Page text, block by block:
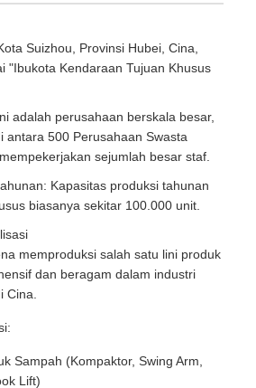
Suizhou, Provinsi Hubei, Cina,
"Ibukota Kendaraan Tujuan Khusus
adalah perusahaan berskala besar,
antara 500 Perusahaan Swasta
sejumlah besar staf.
Kapasitas produksi tahunan
biasanya sekitar 100.000 unit.
memproduksi salah satu lini produk
dan beragam dalam industri
Cina.
Sampah (Kompaktor, Swing Arm,
Lift)